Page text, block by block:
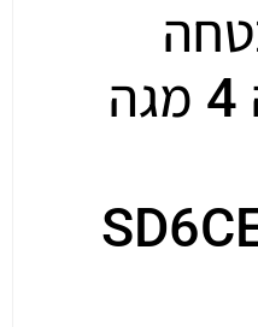
PTZ חכמה 4 מגה